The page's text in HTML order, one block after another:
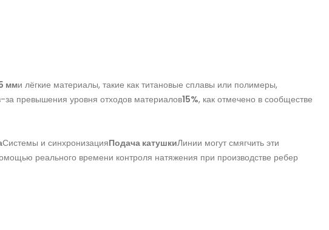
мми лёгкие материалы, такие как титановые сплавы или полимеры,
превышения уровня отходов материалов15%, как отмечено в сообществе
Системы и синхронизацияПодача катушкиЛинии могут смягчить эти
реального времени контроля натяжения при производстве ребер